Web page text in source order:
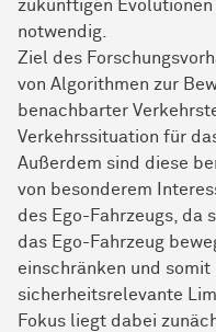
zukünftigen
notwendig.
Ziel des
von Algorithmen zur
benachbarter
Verkehrssituation für
Außerdem sind diese
von besonderem
des Ego-Fahrzeugs, da
das Ego-Fahrzeug
einschränken und
sicherheitsrelevante
Fokus liegt dabei